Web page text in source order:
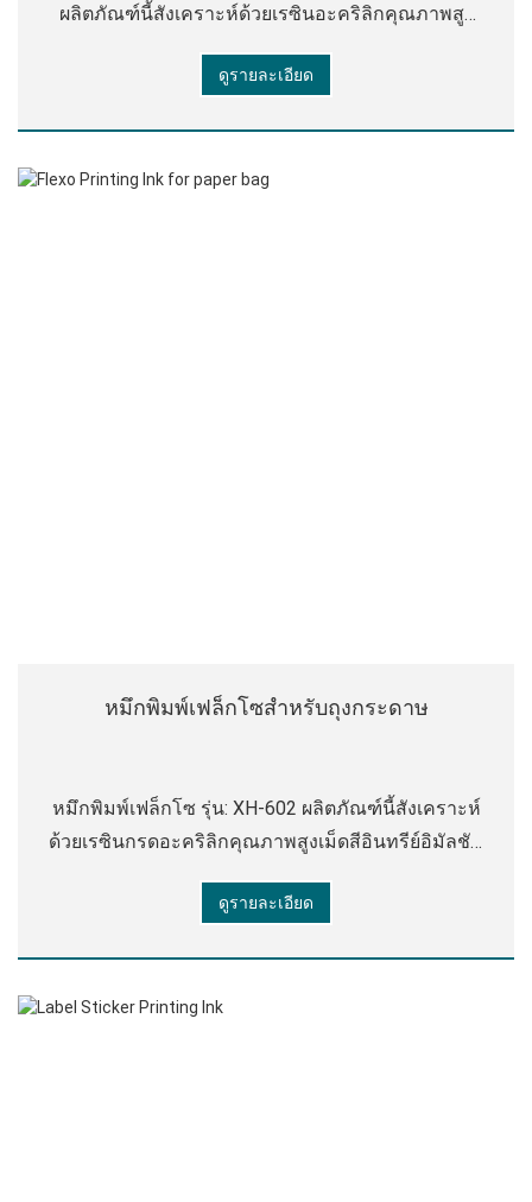
ผลิตภัณฑ์นี้สังเคราะห์ด้วยเรซินอะคริลิกคุณภาพสูง
แต่งอื่น ๆ มีกลิ่นอะคริลิคเล็กน้อย สวัสดี
ดูรายละเอียด
หมึกพิมพ์เฟล็กโซสําหรับถุงกระดาษ
หมึกพิมพ์เฟล็กโซ รุ่น: XH-602 ผลิตภัณฑ์นี้สังเคราะห์
ด้วยเรซินกรดอะคริลิกคุณภาพสูงเม็ดสีอินทรีย์อิมัลชัน
กลิ่นเล็กน้อยคุณภาพหมึกละเอียดความละเอียดสูง
ดูรายละเอียด